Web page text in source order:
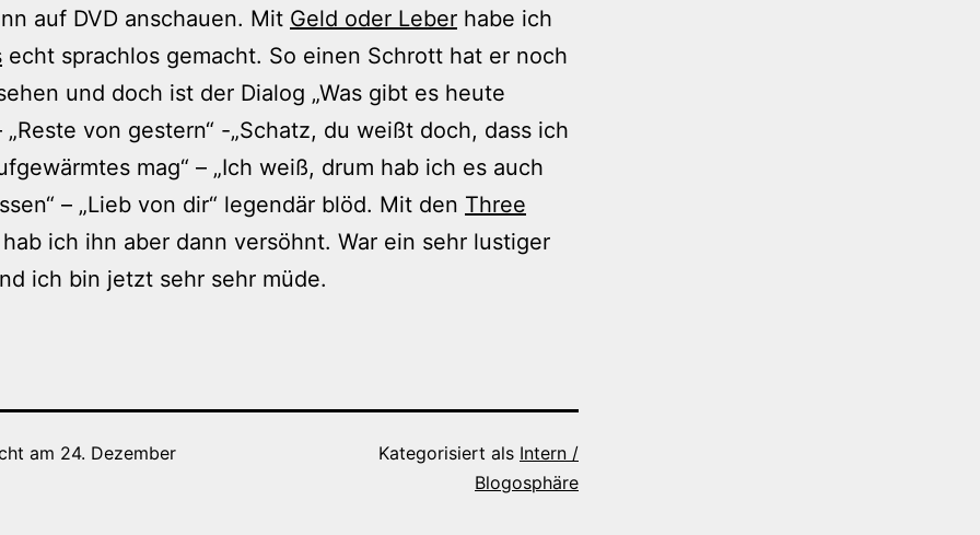
auf DVD anschauen. Mit Geld oder Leber habe ich
echt sprachlos gemacht. So einen Schrott hat er noch
und doch ist der Dialog „Was gibt es heute
„Reste von gestern“ -„Schatz, du weißt doch, dass ich
mag“ – „Ich weiß, drum hab ich es auch
– „Lieb von dir“ legendär blöd. Mit den Three
ich ihn aber dann versöhnt. War ein sehr lustiger
ich bin jetzt sehr sehr müde.
am 24. Dezember Kategorisiert als Intern /
Blogosphäre